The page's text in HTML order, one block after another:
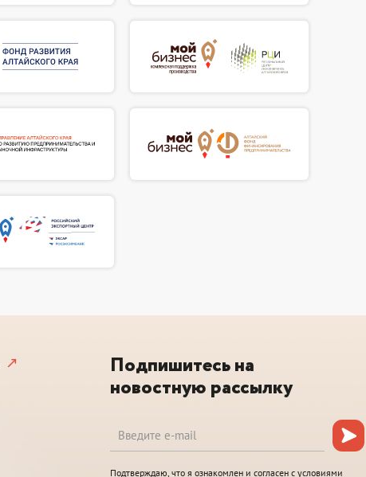
Подпишитесь на
новостную рассылку
Подтверждаю, что я ознакомлен и согласен с условиями